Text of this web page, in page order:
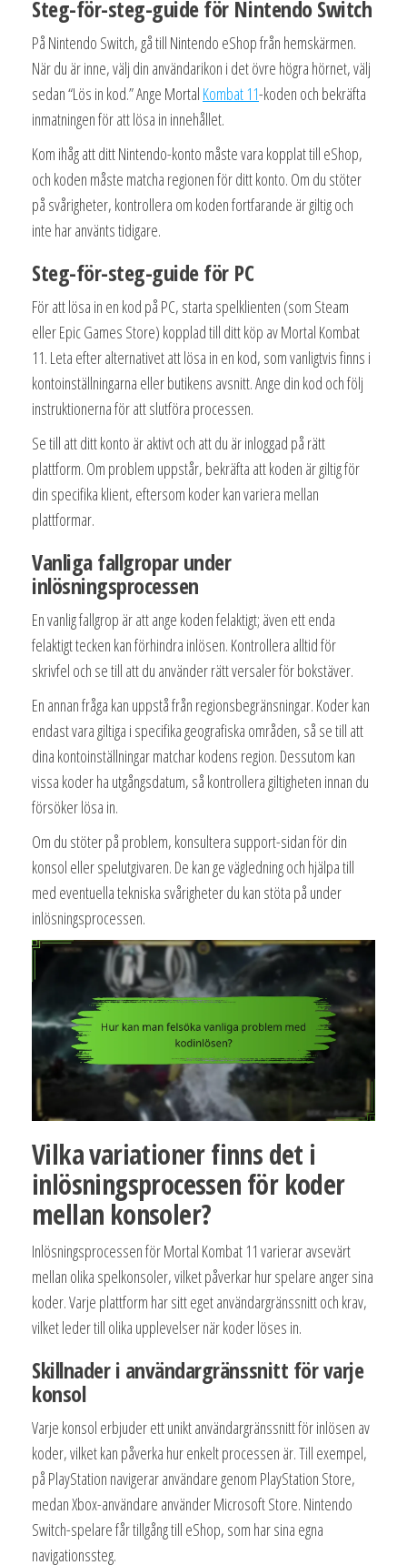
Steg-för-steg-guide för Nintendo Switch
På Nintendo Switch, gå till Nintendo eShop från hemskärmen.
När du är inne, välj din användarikon i det övre högra hörnet, välj
sedan “Lös in kod.” Ange Mortal Kombat 11-koden och bekräfta
inmatningen för att lösa in innehållet.
Kom ihåg att ditt Nintendo-konto måste vara kopplat till eShop,
och koden måste matcha regionen för ditt konto. Om du stöter
på svårigheter, kontrollera om koden fortfarande är giltig och
inte har använts tidigare.
Steg-för-steg-guide för PC
För att lösa in en kod på PC, starta spelklienten (som Steam
eller Epic Games Store) kopplad till ditt köp av Mortal Kombat
11. Leta efter alternativet att lösa in en kod, som vanligtvis finns i
kontoinställningarna eller butikens avsnitt. Ange din kod och följ
instruktionerna för att slutföra processen.
Se till att ditt konto är aktivt och att du är inloggad på rätt
plattform. Om problem uppstår, bekräfta att koden är giltig för
din specifika klient, eftersom koder kan variera mellan
plattformar.
Vanliga fallgropar under
inlösningsprocessen
En vanlig fallgrop är att ange koden felaktigt; även ett enda
felaktigt tecken kan förhindra inlösen. Kontrollera alltid för
skrivfel och se till att du använder rätt versaler för bokstäver.
En annan fråga kan uppstå från regionsbegränsningar. Koder kan
endast vara giltiga i specifika geografiska områden, så se till att
dina kontoinställningar matchar kodens region. Dessutom kan
vissa koder ha utgångsdatum, så kontrollera giltigheten innan du
försöker lösa in.
Om du stöter på problem, konsultera support-sidan för din
konsol eller spelutgivaren. De kan ge vägledning och hjälpa till
med eventuella tekniska svårigheter du kan stöta på under
inlösningsprocessen.
Vilka variationer finns det i
inlösningsprocessen för koder
mellan konsoler?
Inlösningsprocessen för Mortal Kombat 11 varierar avsevärt
mellan olika spelkonsoler, vilket påverkar hur spelare anger sina
koder. Varje plattform har sitt eget användargränssnitt och krav,
vilket leder till olika upplevelser när koder löses in.
Skillnader i användargränssnitt för varje
konsol
Varje konsol erbjuder ett unikt användargränssnitt för inlösen av
koder, vilket kan påverka hur enkelt processen är. Till exempel,
på PlayStation navigerar användare genom PlayStation Store,
medan Xbox-användare använder Microsoft Store. Nintendo
Switch-spelare får tillgång till eShop, som har sina egna
navigationssteg.